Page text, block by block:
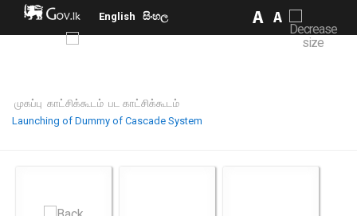
English සිංහල
முகப்பு காட்சிக்கூடம் பட காட்சிக்கூடம்
Launching of Dummy of Cascade System